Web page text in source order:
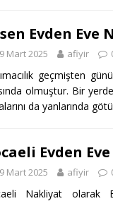
Evden Eve
Mart 2025 afiyir
geçmişten
olmuştur. Bir
da yanlarında
Evden
Mart 2025 afiyir
Nakliyat olarak